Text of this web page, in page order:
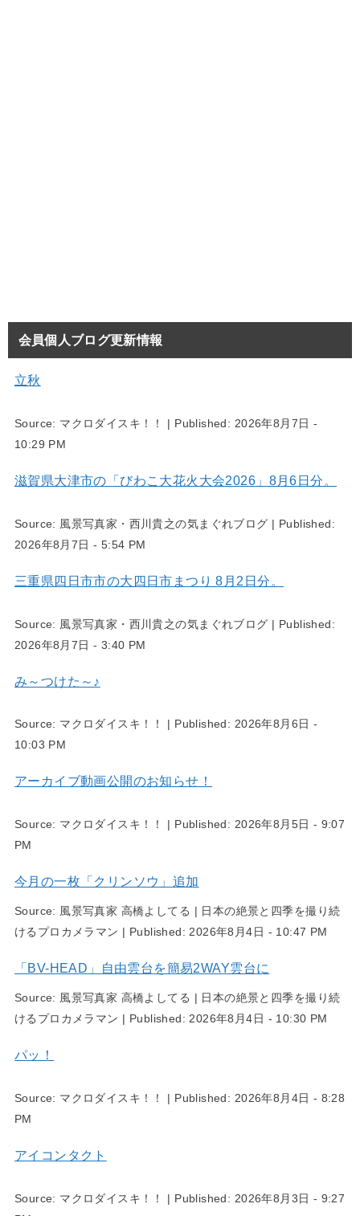
会員個人ブログ更新情報
立秋
Source: マクロダイスキ！！ | Published: 2026年8月7日 -
10:29 PM
滋賀県大津市の「びわこ大花火大会2026」8月6日分。
Source: 風景写真家・西川貴之の気まぐれブログ | Published:
2026年8月7日 - 5:54 PM
三重県四日市市の大四日市まつり 8月2日分。
Source: 風景写真家・西川貴之の気まぐれブログ | Published:
2026年8月7日 - 3:40 PM
み～つけた～♪
Source: マクロダイスキ！！ | Published: 2026年8月6日 -
10:03 PM
アーカイブ動画公開のお知らせ！
Source: マクロダイスキ！！ | Published: 2026年8月5日 - 9:07
PM
今月の一枚「クリンソウ」追加
Source: 風景写真家 高橋よしてる | 日本の絶景と四季を撮り続
けるプロカメラマン | Published:2026年8月4日 - 10:47 PM
「BV-HEAD」自由雲台を簡易2WAY雲台に
Source: 風景写真家 高橋よしてる | 日本の絶景と四季を撮り続
けるプロカメラマン | Published:2026年8月4日 - 10:30 PM
パッ！
Source: マクロダイスキ！！ | Published: 2026年8月4日 - 8:28
PM
アイコンタクト
Source: マクロダイスキ！！ | Published: 2026年8月3日 - 9:27